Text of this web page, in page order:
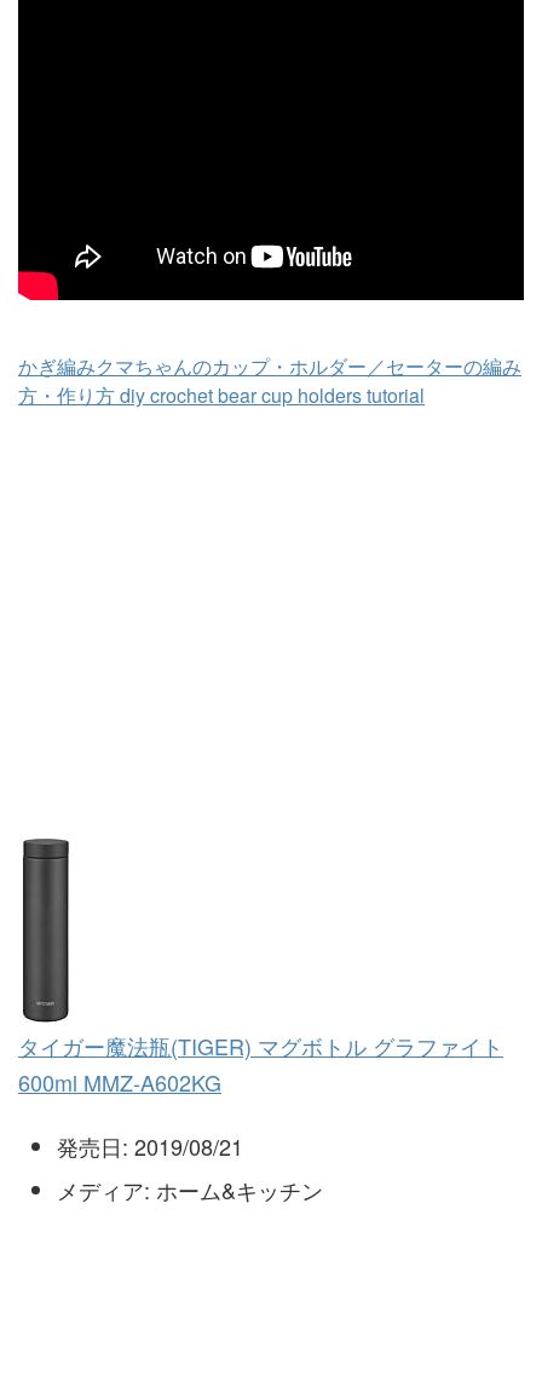
かぎ編みクマちゃんのカップ・ホルダー／セーターの編み
方・作り方 diy crochet bear cup holders tutorial
タイガー魔法瓶(TIGER) マグボトル グラファイト
600ml MMZ-A602KG
発売日: 2019/08/21
メディア: ホーム&キッチン